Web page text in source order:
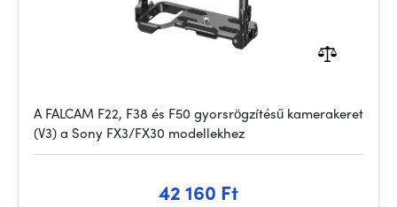
A FALCAM F22, F38 és F50 gyorsrögzítésű kamerakeret
(V3) a Sony FX3/FX30 modellekhez
42 160 Ft